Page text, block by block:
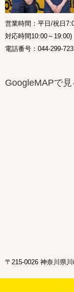
営業時間：平日/祝日
対応時間10:00～19:00)
電話番号：044-299-
GoogleMAPで見
〒215-0026 神奈川県